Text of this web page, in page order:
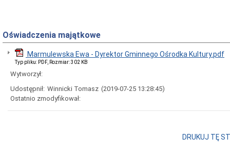
Oświadczenia majątkowe
Marmulewska Ewa - Dyrektor Gminnego Ośrodka Kultury.pdf
Typ pliku: PDF, Rozmiar: 302 KB
Wytworzył:
Udostępnił: Winnicki Tomasz (2019-07-25 13:28:45)
Ostatnio zmodyfikował:
DRUKUJ TĘ